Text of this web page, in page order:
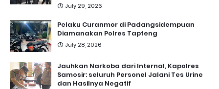
July 29, 2026
Pelaku Curanmor di Padangsidempuan
Diamanakan Polres Tapteng
July 28, 2026
Jauhkan Narkoba dari Internal, Kapolres
Samosir: seluruh Personel Jalani Tes Urine
dan Hasilnya Negatif